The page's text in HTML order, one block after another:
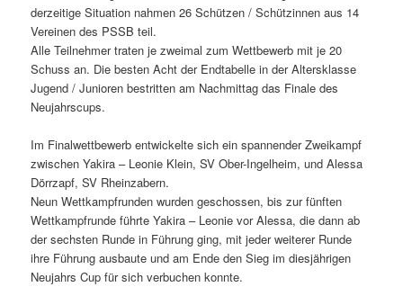
derzeitige Situation nahmen 26 Schützen / Schützinnen aus 14
Vereinen des PSSB teil.
Alle Teilnehmer traten je zweimal zum Wettbewerb mit je 20
Schuss an. Die besten Acht der Endtabelle in der Altersklasse
Jugend / Junioren bestritten am Nachmittag das Finale des
Neujahrscups.
Im Finalwettbewerb entwickelte sich ein spannender Zweikampf
zwischen Yakira – Leonie Klein, SV Ober-Ingelheim, und Alessa
Dörrzapf, SV Rheinzabern.
Neun Wettkampfrunden wurden geschossen, bis zur fünften
Wettkampfrunde führte Yakira – Leonie vor Alessa, die dann ab
der sechsten Runde in Führung ging, mit jeder weiterer Runde
ihre Führung ausbaute und am Ende den Sieg im diesjährigen
Neujahrs Cup für sich verbuchen konnte.